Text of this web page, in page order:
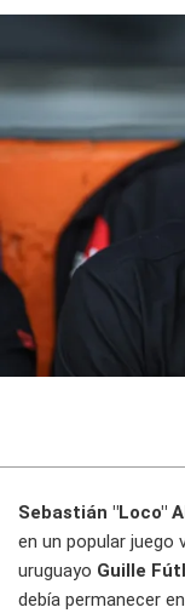
Sebastián "Loco"
en un popular juego
uruguayo Guille
debía permanecer